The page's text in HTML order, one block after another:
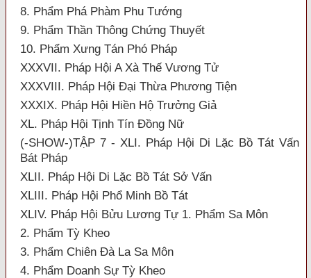
8. Phẩm Phá Phàm Phu Tướng
9. Phẩm Thần Thông Chứng Thuyết
10. Phẩm Xưng Tán Phó Pháp
XXXVII. Pháp Hội A Xà Thế Vương Tử
XXXVIII. Pháp Hội Đại Thừa Phương Tiện
XXXIX. Pháp Hội Hiền Hộ Trưởng Giả
XL. Pháp Hội Tịnh Tín Đồng Nữ
(-SHOW-)TẬP 7 - XLI. Pháp Hội Di Lặc Bồ Tát Vấn
Bát Pháp
XLII. Pháp Hội Di Lặc Bồ Tát Sở Vấn
XLIII. Pháp Hội Phổ Minh Bồ Tát
XLIV. Pháp Hội Bửu Lương Tự 1. Phẩm Sa Môn
2. Phẩm Tỳ Kheo
3. Phẩm Chiên Đà La Sa Môn
4. Phẩm Doanh Sự Tỳ Kheo